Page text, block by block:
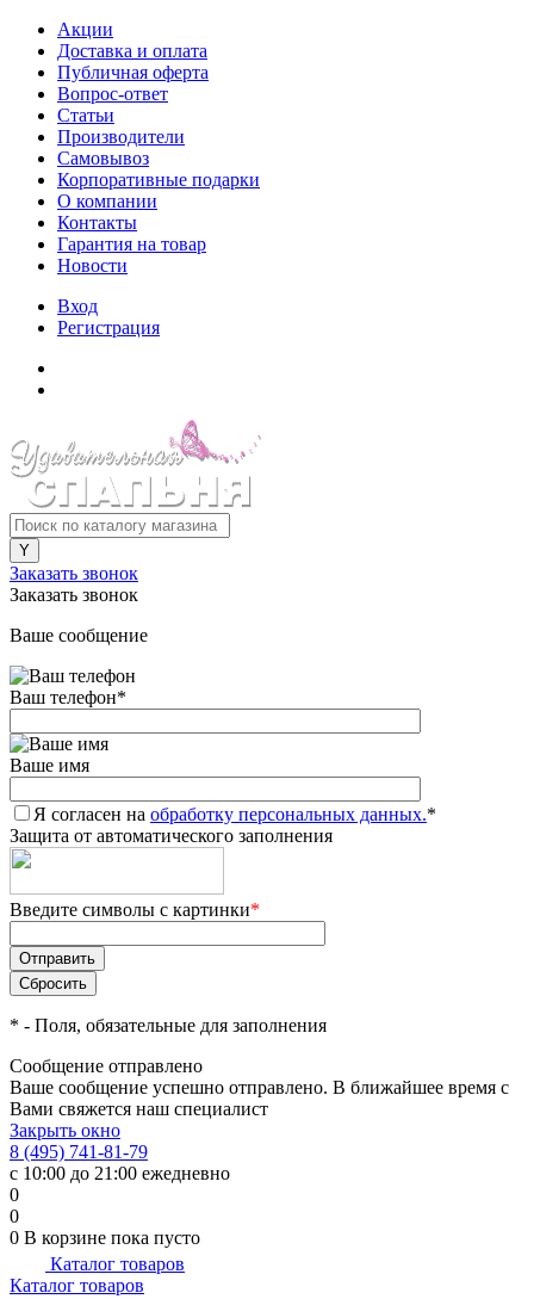
Акции
Доставка и оплата
Публичная оферта
Вопрос-ответ
Статьи
Производители
Самовывоз
Корпоративные подарки
О компании
Контакты
Гарантия на товар
Новости
Вход
Регистрация
Заказать звонок
Заказать звонок
Ваше сообщение
Ваш телефон*
Ваше имя
Я согласен на обработку персональных данных.*
Защита от автоматического заполнения
Введите символы с картинки*
* - Поля, обязательные для заполнения
Сообщение отправлено
Ваше сообщение успешно отправлено. В ближайшее время с
Вами свяжется наш специалист
Закрыть окно
8 (495) 741-81-79
с 10:00 до 21:00 ежедневно
0
0
0 В корзине пока пусто
Каталог товаров
Каталог товаров